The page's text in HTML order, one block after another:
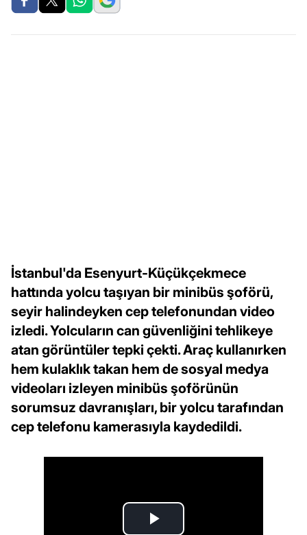
İstanbul'da Esenyurt-Küçükçekmece
hattında yolcu taşıyan bir minibüs şoförü,
seyir halindeyken cep telefonundan video
izledi. Yolcuların can güvenliğini tehlikeye
atan görüntüler tepki çekti. Araç kullanırken
hem kulaklık takan hem de sosyal medya
videoları izleyen minibüs şoförünün
sorumsuz davranışları, bir yolcu tarafından
cep telefonu kamerasıyla kaydedildi.